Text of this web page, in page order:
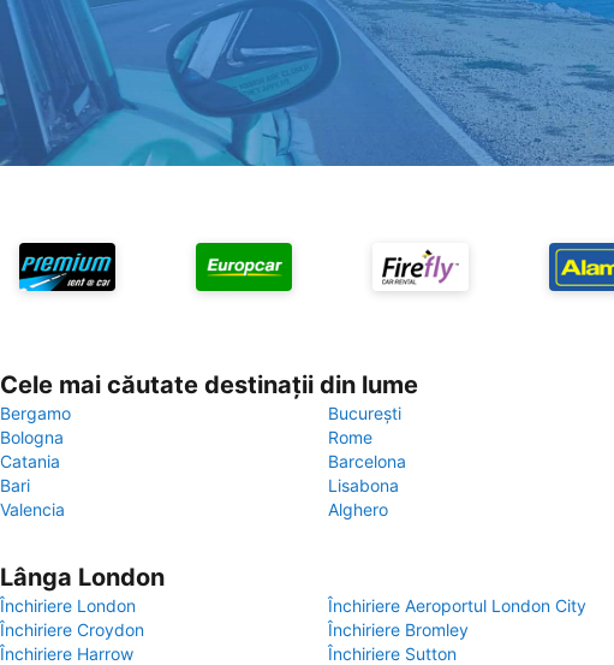
Cele mai căutate destinații din lume
Bergamo
București
Bologna
Rome
Catania
Barcelona
Bari
Lisabona
Valencia
Alghero
Lânga London
Închiriere London
Închiriere Aeroportul London City
Închiriere Croydon
Închiriere Bromley
Închiriere Harrow
Închiriere Sutton